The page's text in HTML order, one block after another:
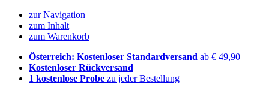
zur Navigation
zum Inhalt
zum Warenkorb
Österreich: Kostenloser Standardversand ab € 49,90
Kostenloser Rückversand
1 kostenlose Probe zu jeder Bestellung